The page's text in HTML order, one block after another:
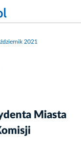
2021
Miasta